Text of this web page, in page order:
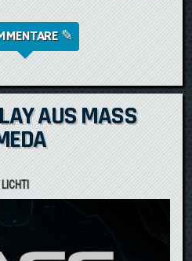
UPDATE ZU MASS EFFECT:
VON AARYN FLYNN
✎
AUS MASS
LICHTI